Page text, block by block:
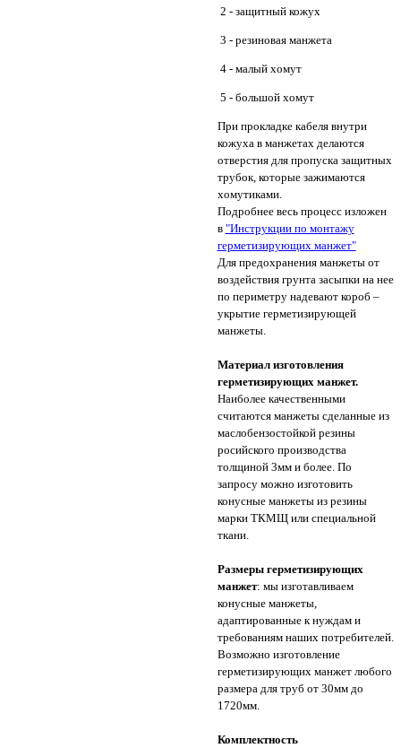
2 - защитный кожух
3 - резиновая манжета
4 - малый хомут
5 - большой хомут
При прокладке кабеля внутри
кожуха в манжетах делаются
отверстия для пропуска защитных
трубок, которые зажимаются
хомутиками.
Подробнее весь процесс изложен
в "Инструкции по монтажу
герметизирующих манжет"
Для предохранения манжеты от
воздействия грунта засыпки на нее
по периметру надевают короб –
укрытие герметизирующей
манжеты.
Материал изготовления
герметизирующих манжет.
Наиболее качественными
считаются манжеты сделанные из
маслобензостойкой резины
росийского производства
толщиной 3мм и более. По
запросу можно изготовить
конусные манжеты из резины
марки ТКМЩ или специальной
ткани.
Размеры герметизирующих
манжет: мы изготавливаем
конусные манжеты,
адаптированные к нуждам и
требованиям наших потребителей.
Возможно изготовление
герметизирующих манжет любого
размера для труб от 30мм до
1720мм.
Комплектность